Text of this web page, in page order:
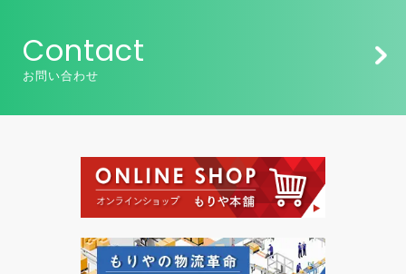
Contact
お問い合わせ